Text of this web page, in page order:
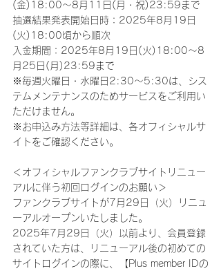
(金)18:00～8月11日(月・祝)23:59まで
抽選結果発表開始日時：2025年8月19日
(火)18:00頃から順次
入金期間：2025年8月19日(火)18:00～8
月25日(月)23:59まで
※毎週火曜日・水曜日2:30～5:30は、シス
テムメンテナンスのためサービスをご利用い
ただけません。
※お申込み方法等詳細は、各オフィシャルサ
イトをご確認ください。
＜オフィシャルファンクラブサイトリニュー
アルに伴う初回ログインのお願い＞
ファンクラブサイトが7月29日（火）リニュ
ーアルオープンいたしました。
2025年7月29日（火）以前より、会員登録
されていた方は、リニューアル後の初めての
サイトログインの際に、【Plus member IDの